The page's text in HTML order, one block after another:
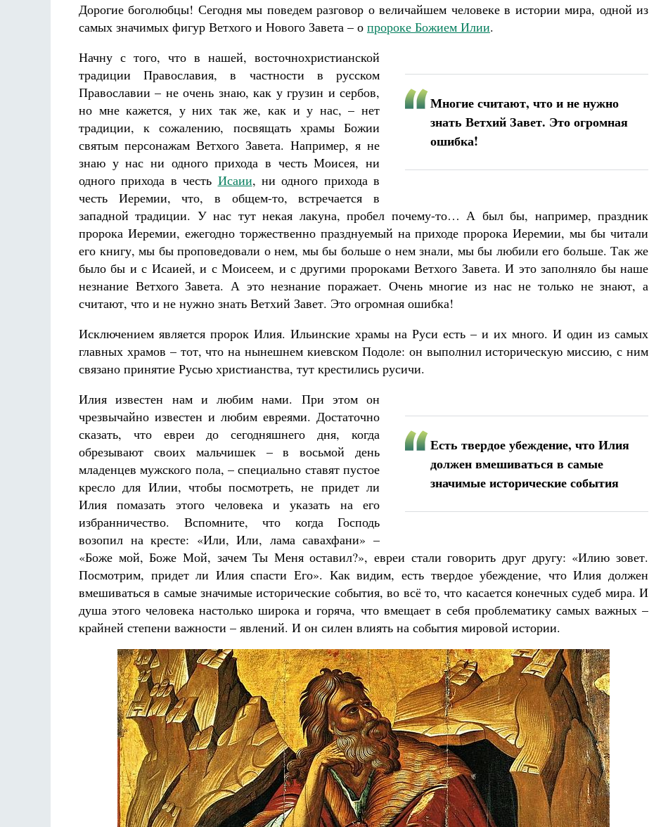
Дорогие боголюбцы! Сегодня мы поведем разговор о величайшем человеке в истории мира, одной из
самых значимых фигур Ветхого и Нового Завета – о пророке Божием Илии.
Многие считают, что и не нужно
знать Ветхий Завет. Это огромная
ошибка!
Начну с того, что в нашей, восточнохристианской
традиции Православия, в частности в русском
Православии – не очень знаю, как у грузин и сербов,
но мне кажется, у них так же, как и у нас, – нет
традиции, к сожалению, посвящать храмы Божии
святым персонажам Ветхого Завета. Например, я не
знаю у нас ни одного прихода в честь Моисея, ни
одного прихода в честь Исаии, ни одного прихода в
честь Иеремии, что, в общем-то, встречается в
западной традиции. У нас тут некая лакуна, пробел почему-то… А был бы, например, праздник
пророка Иеремии, ежегодно торжественно празднуемый на приходе пророка Иеремии, мы бы читали
его книгу, мы бы проповедовали о нем, мы бы больше о нем знали, мы бы любили его больше. Так же
было бы и с Исаией, и с Моисеем, и с другими пророками Ветхого Завета. И это заполняло бы наше
незнание Ветхого Завета. А это незнание поражает. Очень многие из нас не только не знают, а
считают, что и не нужно знать Ветхий Завет. Это огромная ошибка!
Исключением является пророк Илия. Ильинские храмы на Руси есть – и их много. И один из самых
главных храмов – тот, что на нынешнем киевском Подоле: он выполнил историческую миссию, с ним
связано принятие Русью христианства, тут крестились русичи.
Есть твердое убеждение, что Илия
должен вмешиваться в самые
значимые исторические события
Илия известен нам и любим нами. При этом он
чрезвычайно известен и любим евреями. Достаточно
сказать, что евреи до сегодняшнего дня, когда
обрезывают своих мальчишек – в восьмой день
младенцев мужского пола, – специально ставят пустое
кресло для Илии, чтобы посмотреть, не придет ли
Илия помазать этого человека и указать на его
избранничество. Вспомните, что когда Господь
возопил на кресте: «Или, Или, лама савахфани» –
«Боже мой, Боже Мой, зачем Ты Меня оставил?», евреи стали говорить друг другу: «Илию зовет.
Посмотрим, придет ли Илия спасти Его». Как видим, есть твердое убеждение, что Илия должен
вмешиваться в самые значимые исторические события, во всё то, что касается конечных судеб мира. И
душа этого человека настолько широка и горяча, что вмещает в себя проблематику самых важных –
крайней степени важности – явлений. И он силен влиять на события мировой истории.